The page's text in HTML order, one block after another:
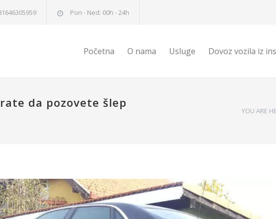
Pon - Ned: 00h - 24h
Početna O nama Usluge Dovoz vozila iz
da pozovete šlep
YOU ARE